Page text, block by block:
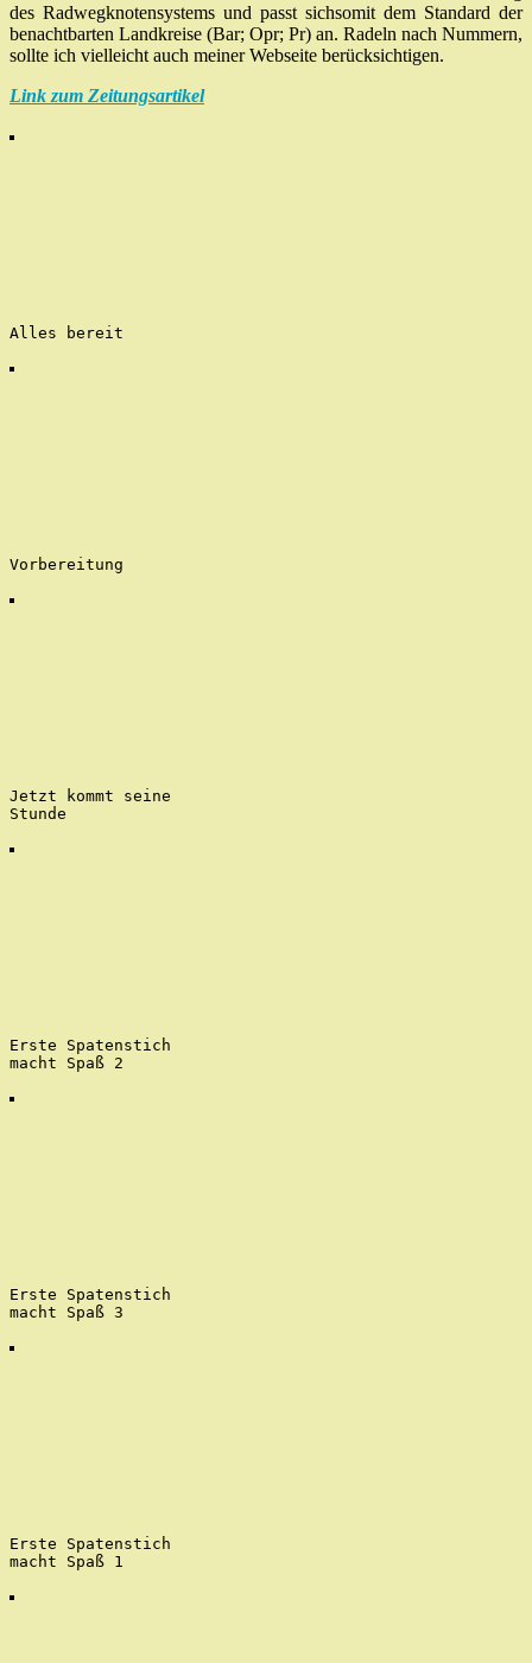
des Radwegknotensystems und passt sichsomit dem Standard der
benachtbarten Landkreise (Bar; Opr; Pr) an. Radeln nach Nummern,
sollte ich vielleicht auch meiner Webseite berücksichtigen.
Link zum Zeitungsartikel
Alles bereit
Vorbereitung
Jetzt kommt seine
Stunde
Erste Spatenstich
macht Spaß 2
Erste Spatenstich
macht Spaß 3
Erste Spatenstich
macht Spaß 1